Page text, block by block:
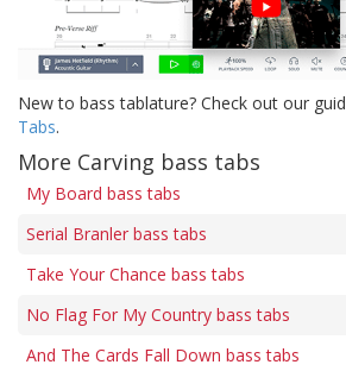
New to bass tablature? Check out our
Tabs.
More Carving bass tabs
My Board bass tabs
Serial Branler bass tabs
Take Your Chance bass tabs
No Flag For My Country bass tabs
And The Cards Fall Down bass tabs